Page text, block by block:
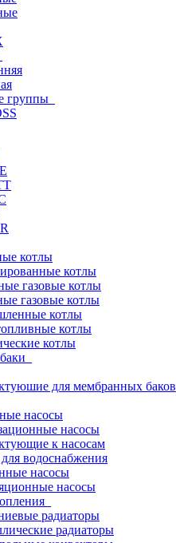
группы
котлы
котлы
газовые котлы
газовые котлы
котлы
котлы
котлы
для мембранных баков
насосы
насосы
к насосам
водоснабжения
насосы
насосы
радиаторы
радиаторы